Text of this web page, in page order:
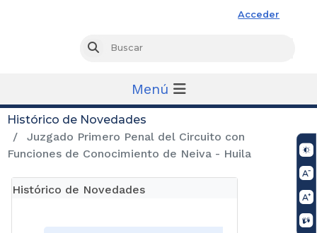
Acceder
Buscar
Menú
Histórico de Novedades
Juzgado Primero Penal del Circuito con
Funciones de Conocimiento de Neiva - Huila
Histórico de Novedades